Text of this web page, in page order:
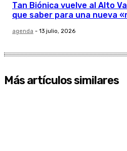
Tan Biónica vuelve al Alto
que saber para una nueva
agenda - 13 julio, 2026
Más artículos similares